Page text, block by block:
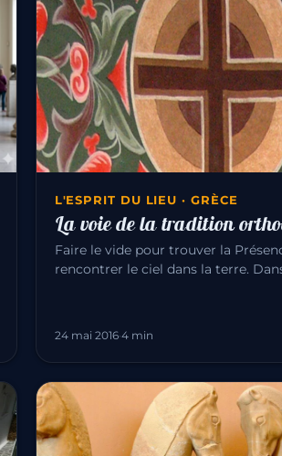
L'ESPRIT DU LIEU · GRÈCE
La voie de la tradition
Faire le vide pour trouver la
rencontrer le ciel dans la terre.
24 mai 2016·4 min